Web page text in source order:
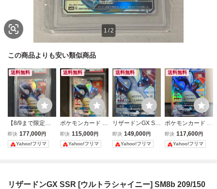
1/2
この商品よりも安い類似商品
送料無料
【8/9まで限定出
品！】リザードン
GX SSR PSA9 20
9/150 ウルトラシ
即決 177,000円
Yahoo!フリマ
送料無料
ポケモンカード 2
018年 リザードン
GX 209/150 SSR
GXウルトラシャ
即決 115,000円
Yahoo!フリマ
送料無料
リザードンGX SS
R sm8b ウルトラ
シャイニー 209/1
50 ポケモンカー
即決 149,000円
Yahoo!フリマ
送料無料
ポケモンカード リ
ザードンGX SSR
209/150 SM8b ウ
ルトラシャイニー
即決 117,600円
Yahoo!フリマ
リザードンGX SSR [ウルトラシャイニー] SM8b 209/150